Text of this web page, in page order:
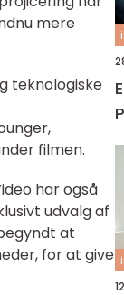
mere
teknologiske
filmen.
har også
udvalg af
at
for at give